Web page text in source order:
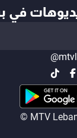
في
© MTV